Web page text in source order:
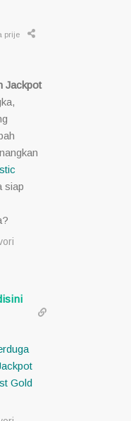
prije
Jackpot
siap
Gold